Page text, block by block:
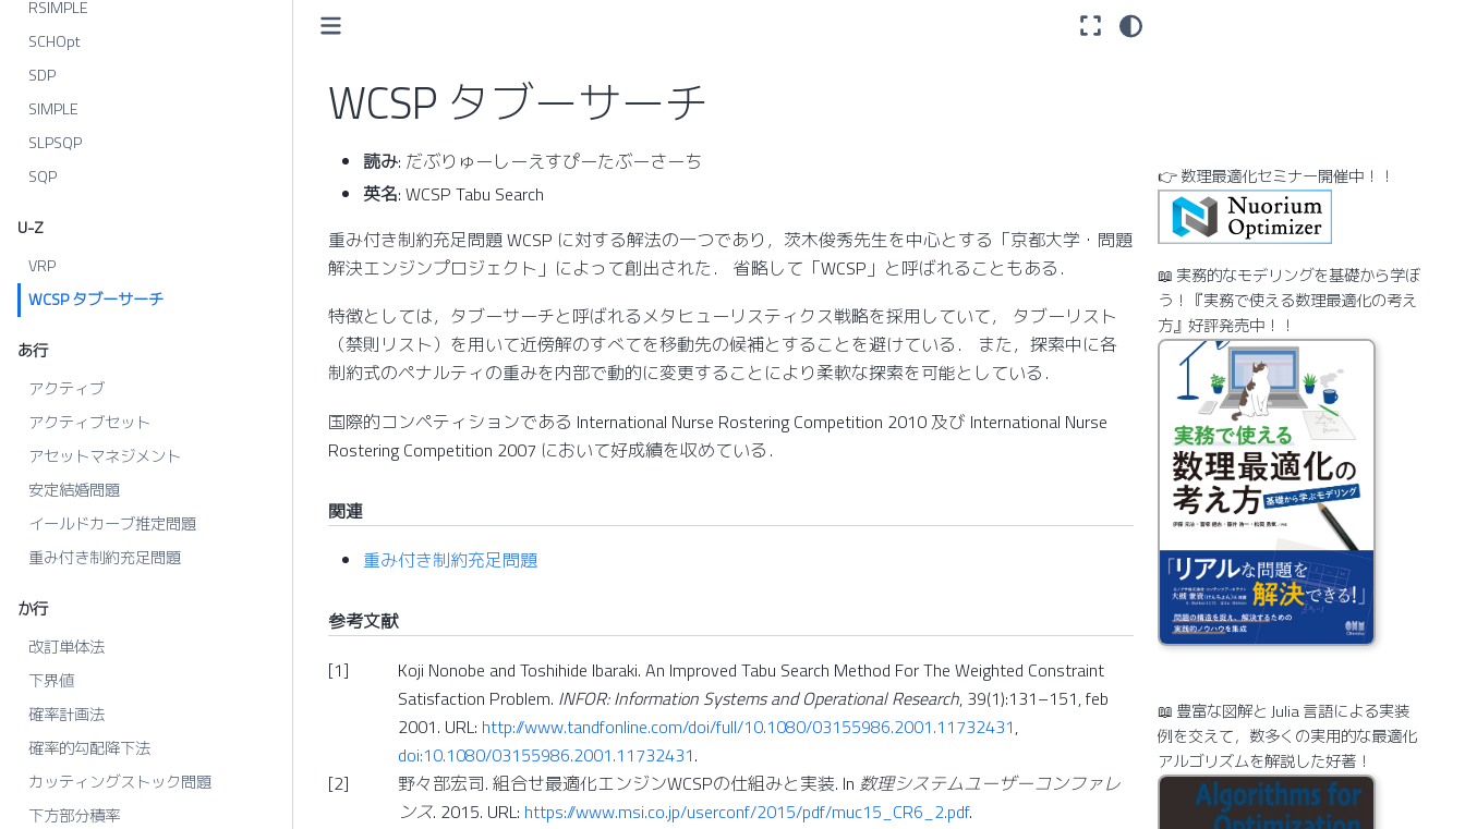
RSIMPLE
SCHOpt
SDP
SIMPLE
SLPSQP
SQP
U-Z
VRP
WCSP タブーサーチ
あ行
アクティブ
アクティブセット
アセットマネジメント
安定結婚問題
イールドカーブ推定問題
重み付き制約充足問題
か行
改訂単体法
下界値
確率計画法
確率的勾配降下法
カッティングストック問題
下方部分積率
WCSP タブーサーチ
👉 数理最適化セミナー開催中！！
📖 実務的なモデリングを基礎から学ぼ
う！『実務で使える数理最適化の考え
方』好評発売中！！
📖 豊富な図解と Julia 言語による実装
例を交えて，数多くの実用的な最適化
アルゴリズムを解説した好著！
読み: だぶりゅーしーえすぴーたぶーさーち
英名: WCSP Tabu Search
重み付き制約充足問題 WCSP に対する解法の一つであり，茨木俊秀先生を中心とする「京都大学・問題
解決エンジンプロジェクト」によって創出された． 省略して「WCSP」と呼ばれることもある．
特徴としては，タブーサーチと呼ばれるメタヒューリスティクス戦略を採用していて， タブーリスト
（禁則リスト）を用いて近傍解のすべてを移動先の候補とすることを避けている． また，探索中に各
制約式のペナルティの重みを内部で動的に変更することにより柔軟な探索を可能としている．
国際的コンペティションである International Nurse Rostering Competition 2010 及び International Nurse
Rostering Competition 2007 において好成績を収めている．
関連
重み付き制約充足問題
参考文献
[1]
Koji Nonobe and Toshihide Ibaraki. An Improved Tabu Search Method For The Weighted Constraint
Satisfaction Problem. INFOR: Information Systems and Operational Research, 39(1):131–151, feb
2001. URL: http://www.tandfonline.com/doi/full/10.1080/03155986.2001.11732431,
doi:10.1080/03155986.2001.11732431.
[2] 野々部宏司. 組合せ最適化エンジンWCSPの仕組みと実装. In 数理システムユーザーコンファレ
ンス. 2015. URL: https://www.msi.co.jp/userconf/2015/pdf/muc15_CR6_2.pdf.